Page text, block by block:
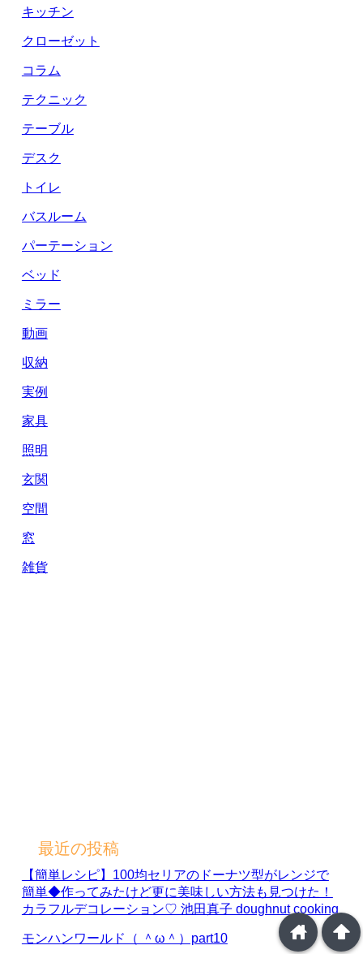
キッチン
クローゼット
コラム
テクニック
テーブル
デスク
トイレ
バスルーム
パーテーション
ベッド
ミラー
動画
収納
実例
家具
照明
玄関
空間
窓
雑貨
最近の投稿
【簡単レシピ】100均セリアのドーナツ型がレンジで
簡単◆作ってみたけど更に美味しい方法も見つけた！
カラフルデコレーション♡ 池田真子 doughnut cooking
モンハンワールド（ ＾ω＾）part10
arrowup
home